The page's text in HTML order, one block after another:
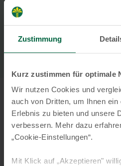
Zustimmung
Kurz zustimmen für optimale
Wir nutzen Cookies und
auch von Dritten, um Ihnen ein
Erlebnis zu bieten und unsere
verbessern. Mehr dazu
„Cookie-Einstellungen“.
Mit Klick auf „Akzeptieren"
Direkt bei der
Berechnen Sie